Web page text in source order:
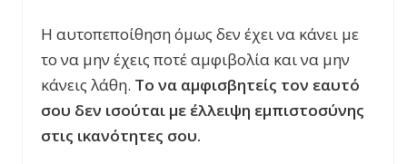
Η αυτοπεποίθηση όμως δεν έχει να κάνει με
το να μην έχεις ποτέ αμφιβολία και να μην
κάνεις λάθη. Το να αμφισβητείς τον εαυτό
σου δεν ισούται με έλλειψη εμπιστοσύνης
στις ικανότητες σου.